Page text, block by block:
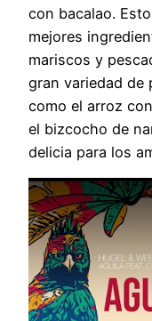
con bacalao.
mejores
mariscos y
gran variedad de
como el arroz
el bizcocho de
delicia para los